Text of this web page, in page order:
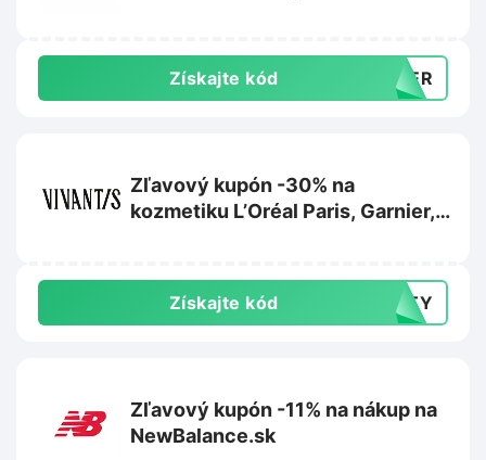
Získajte kód MMER
Zľavový kupón -30% na
kozmetiku L’Oréal Paris, Garnier,
Získajte kód AUTY
Zľavový kupón -11% na nákup na
NewBalance.sk